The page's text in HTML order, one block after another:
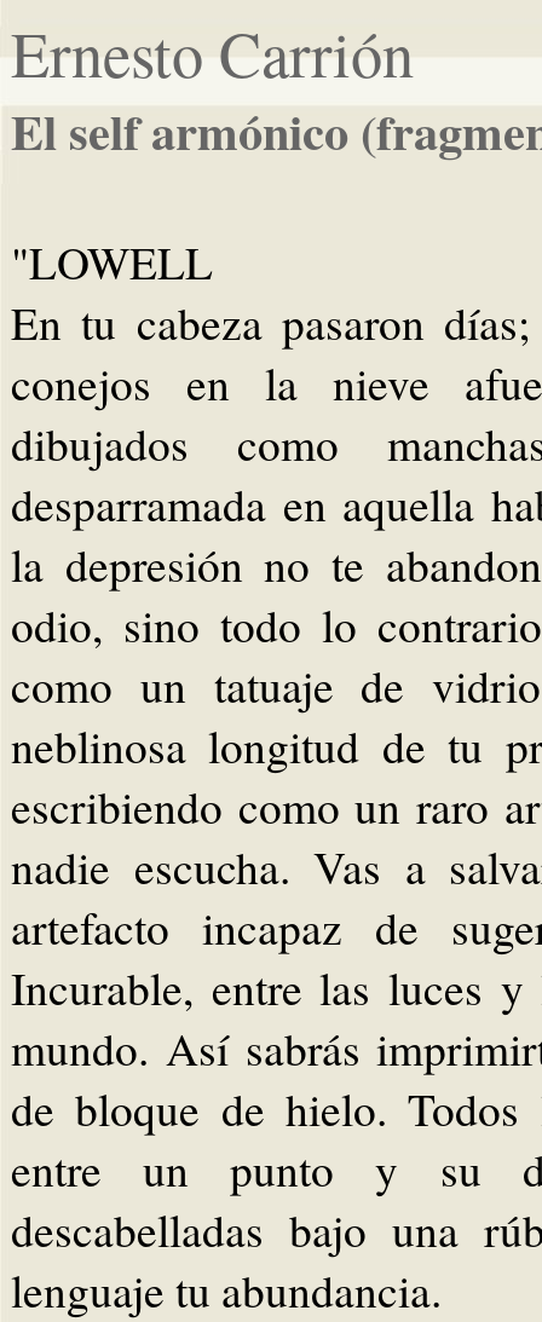
Ernesto Carrión
El self armónico
"LOWELL
En tu cabeza pasaron
conejos en la nieve
dibujados como
desparramada en aquella
la depresión no te
odio, sino todo lo
como un tatuaje de
neblinosa longitud de tu
escribiendo como un raro
nadie escucha. Vas a
artefacto incapaz de
Incurable, entre las luces y
mundo. Así sabrás
de bloque de hielo. Todos
entre un punto y su
descabelladas bajo una
lenguaje tu abundancia.